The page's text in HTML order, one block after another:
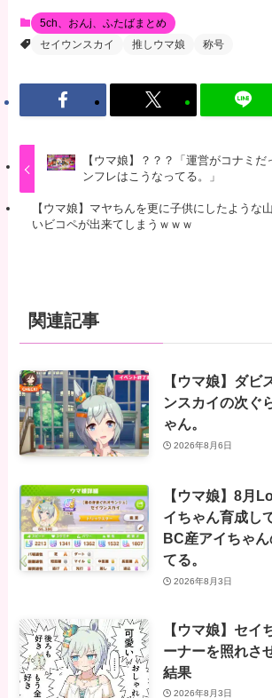
5ch、おんj、ふたばまとめ
セイウンスカイ
推しウマ娘 称号
【ウマ娘】？？？「運営がコナミだ
ンフレはこうなってる。」
【ウマ娘】マヤちんを更に子供にしたような
いビコペが出来てしまうｗｗｗ
関連記事
【ウマ娘】ダビ
ンスカイの次ぐ
ゃん。
2026年8月6日
【ウマ娘】8月
イちゃん育成し
BC産アイちゃ
てる。
2026年8月3日
【ウマ娘】セイ
ーナーを照れさ
結果
2026年8月3日